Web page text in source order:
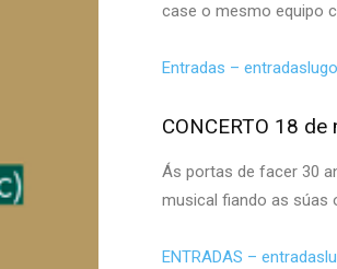
case o mesmo equipo
Entradas –
CONCERTO 18
Ás portas de facer 30
musical fiando as súas
ENTRADAS –